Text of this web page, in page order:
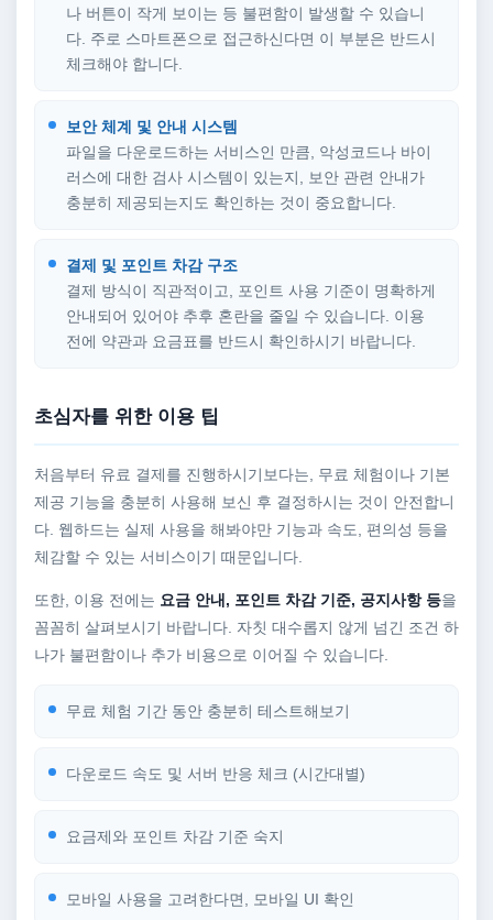
나 버튼이 작게 보이는 등 불편함이 발생할 수 있습니
다. 주로 스마트폰으로 접근하신다면 이 부분은 반드시
체크해야 합니다.
보안 체계 및 안내 시스템
파일을 다운로드하는 서비스인 만큼, 악성코드나 바이
러스에 대한 검사 시스템이 있는지, 보안 관련 안내가
충분히 제공되는지도 확인하는 것이 중요합니다.
결제 및 포인트 차감 구조
결제 방식이 직관적이고, 포인트 사용 기준이 명확하게
안내되어 있어야 추후 혼란을 줄일 수 있습니다. 이용
전에 약관과 요금표를 반드시 확인하시기 바랍니다.
초심자를 위한 이용 팁
처음부터 유료 결제를 진행하시기보다는, 무료 체험이나 기본
제공 기능을 충분히 사용해 보신 후 결정하시는 것이 안전합니
다. 웹하드는 실제 사용을 해봐야만 기능과 속도, 편의성 등을
체감할 수 있는 서비스이기 때문입니다.
또한, 이용 전에는 요금 안내, 포인트 차감 기준, 공지사항 등을
꼼꼼히 살펴보시기 바랍니다. 자칫 대수롭지 않게 넘긴 조건 하
나가 불편함이나 추가 비용으로 이어질 수 있습니다.
무료 체험 기간 동안 충분히 테스트해보기
다운로드 속도 및 서버 반응 체크 (시간대별)
요금제와 포인트 차감 기준 숙지
모바일 사용을 고려한다면, 모바일 UI 확인